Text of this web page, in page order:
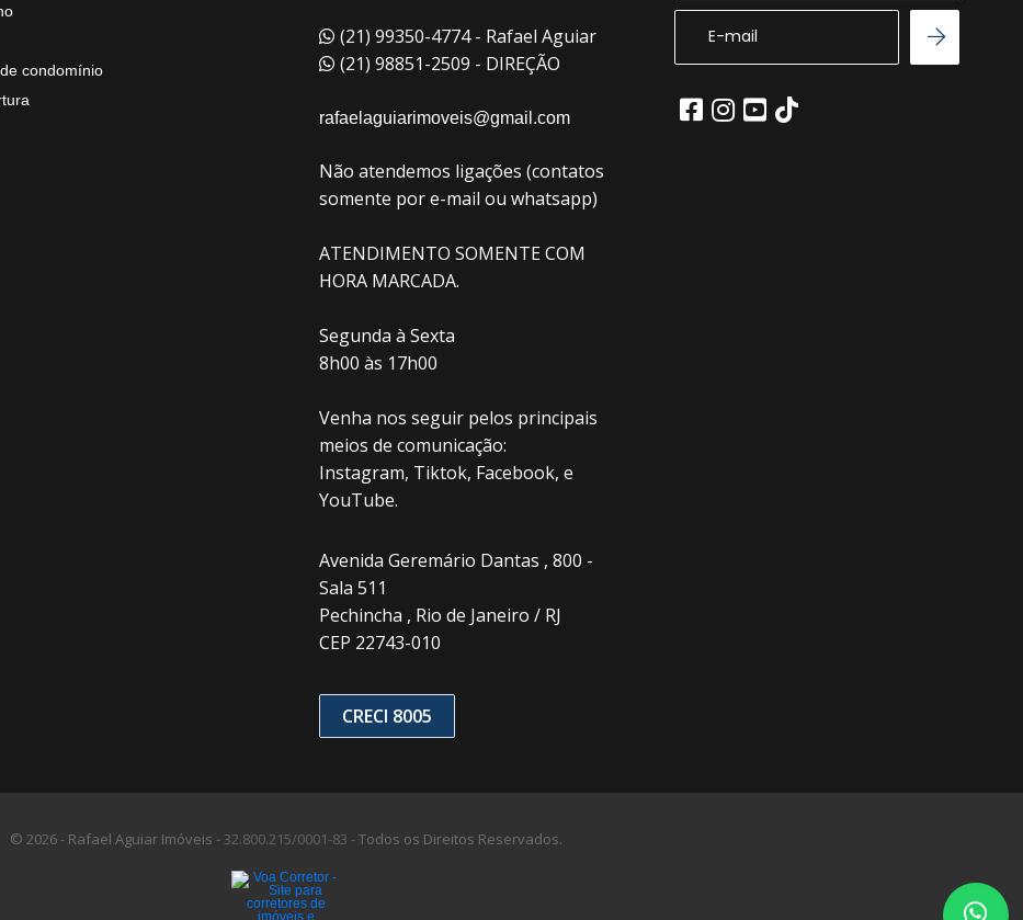
condomínio
(21) 99350-4774 - Rafael Aguiar
(21) 98851-2509 - DIREÇÃO
rafaelaguiarimoveis@gmail.com
Não atendemos ligações (contatos
somente por e-mail ou whatsapp)
ATENDIMENTO SOMENTE COM
HORA MARCADA.
Segunda à Sexta
8h00 às 17h00
Venha nos seguir pelos principais
meios de comunicação:
Instagram, Tiktok, Facebook, e
YouTube.
Avenida Geremário Dantas , 800 -
Sala 511
Pechincha , Rio de Janeiro / RJ
CEP 22743-010
CRECI 8005
© 2026 - Rafael Aguiar Imóveis - 32.800.215/0001-83 -Todos os Direitos Reservados.